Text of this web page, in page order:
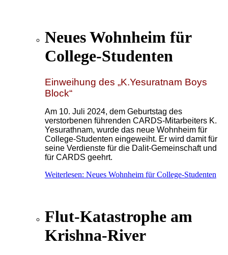
Neues Wohnheim für
College-Studenten
Einweihung des „K.Yesuratnam Boys
Block“
Am 10. Juli 2024, dem Geburtstag des
verstorbenen führenden CARDS-Mitarbeiters K.
Yesurathnam, wurde das neue Wohnheim für
College-Studenten eingeweiht. Er wird damit für
seine Verdienste für die Dalit-Gemeinschaft und
für CARDS geehrt.
Weiterlesen: Neues Wohnheim für College-Studenten
Flut-Katastrophe am
Krishna-River